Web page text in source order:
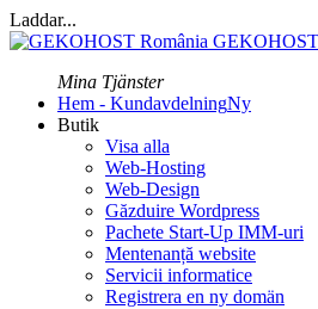
Laddar...
Mina Tjänster
Hem - KundavdelningNy
Butik
Visa alla
Web-Hosting
Web-Design
Găzduire Wordpress
Pachete Start-Up IMM-uri
Mentenanță website
Servicii informatice
Registrera en ny domän